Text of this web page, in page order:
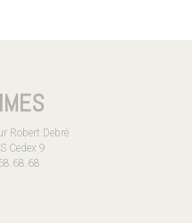
Robert Debré
Cedex 9